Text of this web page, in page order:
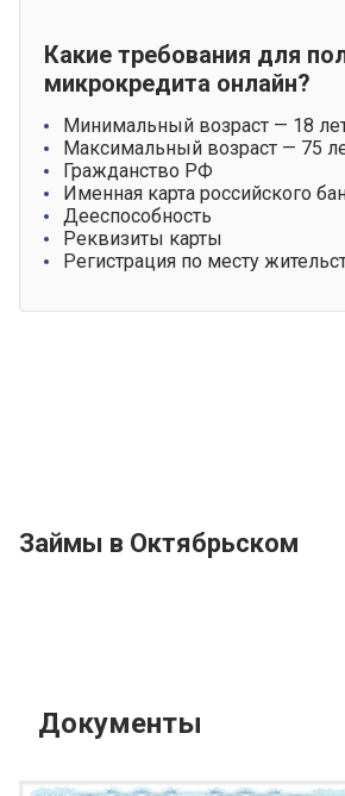
Какие требования для
микрокредита онлайн?
Минимальный возраст — 18
Максимальный возраст — 75
Гражданство РФ
Именная карта российского
Дееспособность
Реквизиты карты
Регистрация по месту
Займы в Октябрьском
Документы